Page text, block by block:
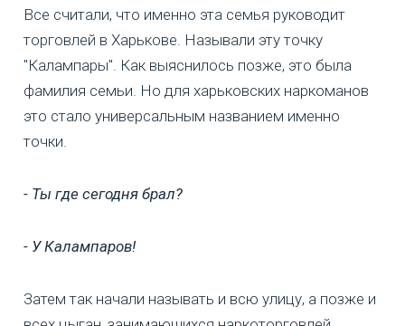
Все считали, что именно эта семья руководит
торговлей в Харькове. Называли эту точку
"Калампары". Как выяснилось позже, это была
фамилия семьи. Но для харьковских наркоманов
это стало универсальным названием именно
точки.
- Ты где сегодня брал?
- У Калампаров!
Затем так начали называть и всю улицу, а позже и